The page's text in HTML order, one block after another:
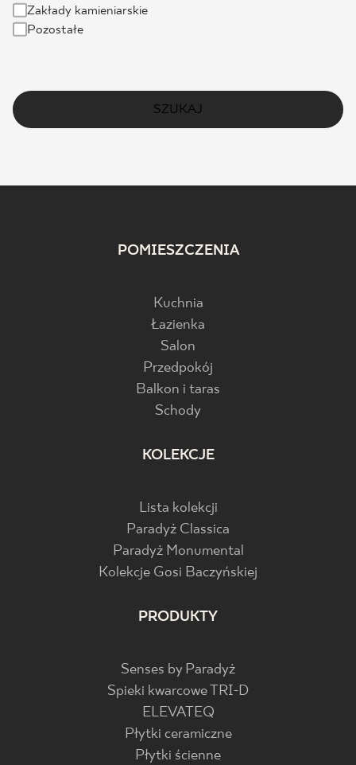
Zakłady kamieniarskie
Pozostałe
SZUKAJ
POMIESZCZENIA
Kuchnia
Łazienka
Salon
Przedpokój
Balkon i taras
Schody
KOLEKCJE
Lista kolekcji
Paradyż Classica
Paradyż Monumental
Kolekcje Gosi Baczyńskiej
PRODUKTY
Senses by Paradyż
Spieki kwarcowe TRI-D
ELEVATEQ
Płytki ceramiczne
Płytki ścienne